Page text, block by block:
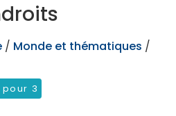
/ Monde et thématiques /
pour 3